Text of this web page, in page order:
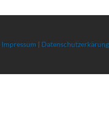
Impressum | Datenschutzerkärung